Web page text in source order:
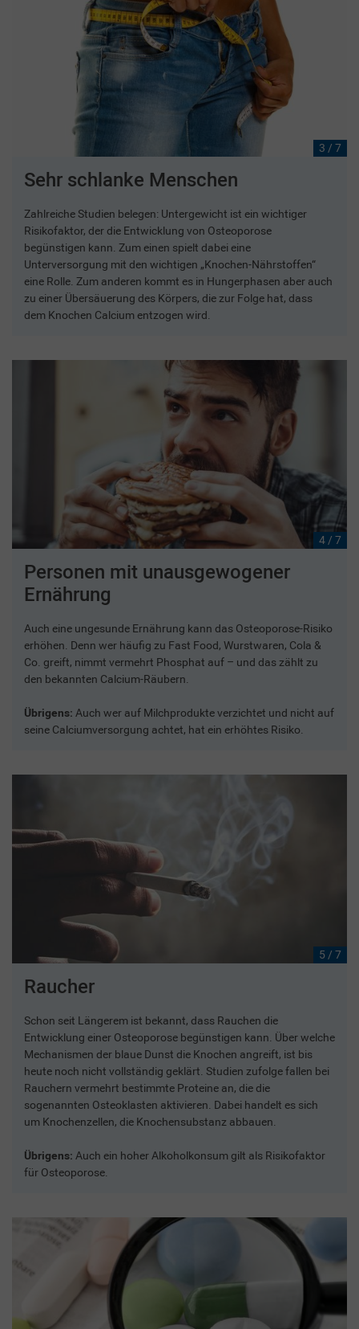
3 / 7
Sehr schlanke Menschen
Zahlreiche Studien belegen: Untergewicht ist ein wichtiger
Risikofaktor, der die Entwicklung von Osteoporose
begünstigen kann. Zum einen spielt dabei eine
Unterversorgung mit den wichtigen „Knochen-Nährstoffen“
eine Rolle. Zum anderen kommt es in Hungerphasen aber auch
zu einer Übersäuerung des Körpers, die zur Folge hat, dass
dem Knochen Calcium entzogen wird.
4 / 7
Personen mit unausgewogener
Ernährung
Auch eine ungesunde Ernährung kann das Osteoporose-Risiko
erhöhen. Denn wer häufig zu Fast Food, Wurstwaren, Cola &
Co. greift, nimmt vermehrt Phosphat auf – und das zählt zu
den bekannten Calcium-Räubern.
Übrigens: Auch wer auf Milchprodukte verzichtet und nicht auf
seine Calciumversorgung achtet, hat ein erhöhtes Risiko.
5 / 7
Raucher
Schon seit Längerem ist bekannt, dass Rauchen die
Entwicklung einer Osteoporose begünstigen kann. Über welche
Mechanismen der blaue Dunst die Knochen angreift, ist bis
heute noch nicht vollständig geklärt. Studien zufolge fallen bei
Rauchern vermehrt bestimmte Proteine an, die die
sogenannten Osteoklasten aktivieren. Dabei handelt es sich
um Knochenzellen, die Knochensubstanz abbauen.
Übrigens: Auch ein hoher Alkoholkonsum gilt als Risikofaktor
für Osteoporose.